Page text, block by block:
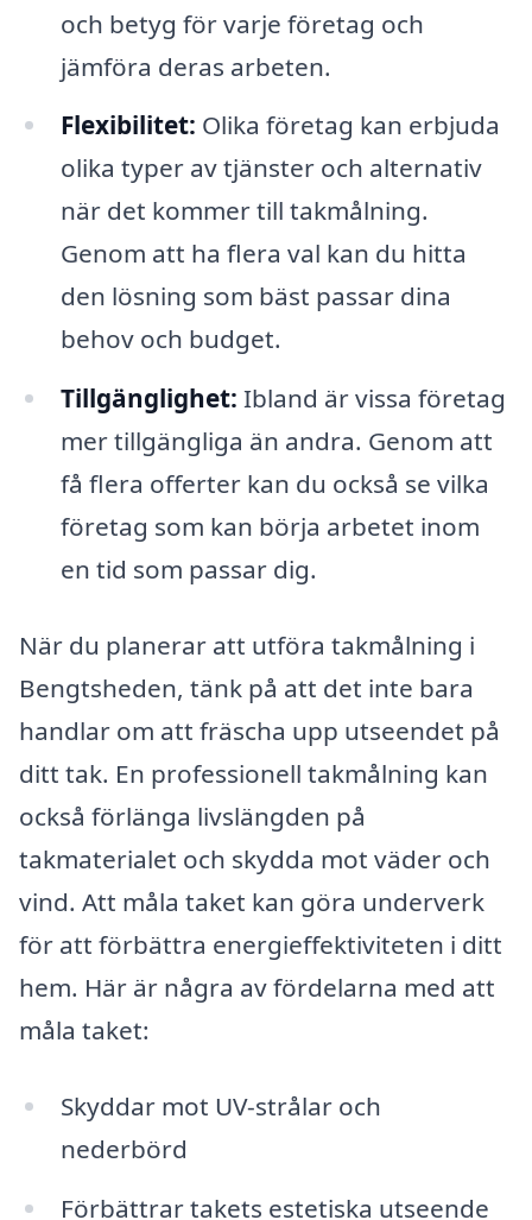
och betyg för varje företag och
jämföra deras arbeten.
Flexibilitet: Olika företag kan erbjuda
olika typer av tjänster och alternativ
när det kommer till takmålning.
Genom att ha flera val kan du hitta
den lösning som bäst passar dina
behov och budget.
Tillgänglighet: Ibland är vissa företag
mer tillgängliga än andra. Genom att
få flera offerter kan du också se vilka
företag som kan börja arbetet inom
en tid som passar dig.
När du planerar att utföra takmålning i
Bengtsheden, tänk på att det inte bara
handlar om att fräscha upp utseendet på
ditt tak. En professionell takmålning kan
också förlänga livslängden på
takmaterialet och skydda mot väder och
vind. Att måla taket kan göra underverk
för att förbättra energieffektiviteten i ditt
hem. Här är några av fördelarna med att
måla taket:
Skyddar mot UV-strålar och
nederbörd
Förbättrar takets estetiska utseende